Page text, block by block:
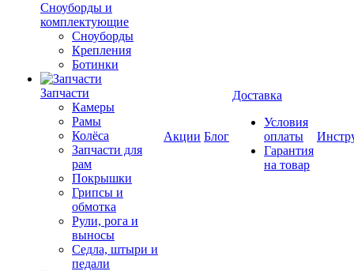
Cноуборды и
комплектующие
Сноуборды
Крепления
Ботинки
Запчасти
Камеры
Рамы
Колёса
Запчасти для
рам
Покрышки
Грипсы и
обмотка
Рули, рога и
выносы
Седла, штыри и
педали
Акции Блог
Доставка
Условия
оплаты
Гарантия
на товар